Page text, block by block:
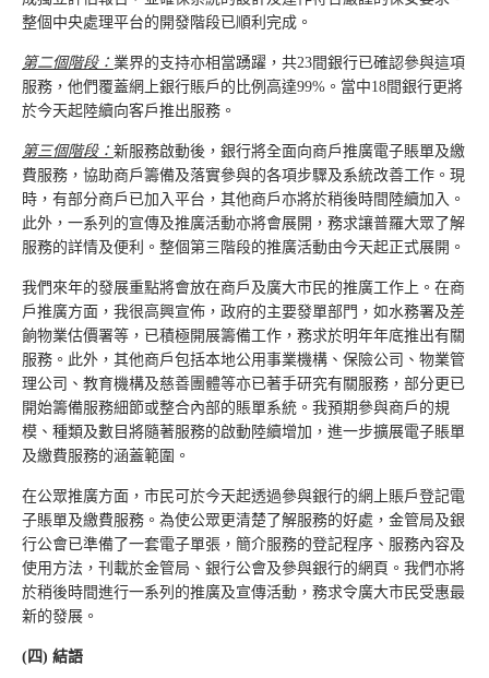
整個中央處理平台的開發階段已順利完成。
第二個階段： 業界的支持亦相當踴躍，共23間銀行已確認參與這項
服務，他們覆蓋網上銀行賬戶的比例高達99%。當中18間銀行更將
於今天起陸續向客戶推出服務。
第三個階段： 新服務啟動後，銀行將全面向商戶推廣電子賬單及繳
費服務，協助商戶籌備及落實參與的各項步驟及系統改善工作。現
時，有部分商戶已加入平台，其他商戶亦將於稍後時間陸續加入。
此外，一系列的宣傳及推廣活動亦將會展開，務求讓普羅大眾了解
服務的詳情及便利。整個第三階段的推廣活動由今天起正式展開。
我們來年的發展重點將會放在商戶及廣大市民的推廣工作上。在商
戶推廣方面，我很高興宣佈，政府的主要發單部門，如水務署及差
餉物業估價署等，已積極開展籌備工作，務求於明年年底推出有關
服務。此外，其他商戶包括本地公用事業機構、保險公司、物業管
理公司、教育機構及慈善團體等亦已著手研究有關服務，部分更已
開始籌備服務細節或整合內部的賬單系統。我預期參與商戶的規
模、種類及數目將隨著服務的啟動陸續增加，進一步擴展電子賬單
及繳費服務的涵蓋範圍。
在公眾推廣方面，市民可於今天起透過參與銀行的網上賬戶登記電
子賬單及繳費服務。為使公眾更清楚了解服務的好處，金管局及銀
行公會已準備了一套電子單張，簡介服務的登記程序、服務內容及
使用方法，刊載於金管局、銀行公會及參與銀行的網頁。我們亦將
於稍後時間進行一系列的推廣及宣傳活動，務求令廣大市民受惠最
新的發展。
(四) 結語